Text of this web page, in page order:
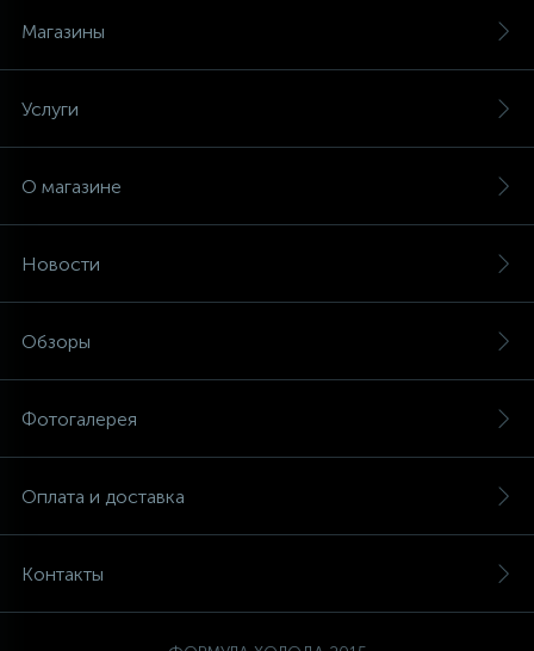
Магазины
Услуги
О магазине
Новости
Обзоры
Фотогалерея
Оплата и доставка
Контакты